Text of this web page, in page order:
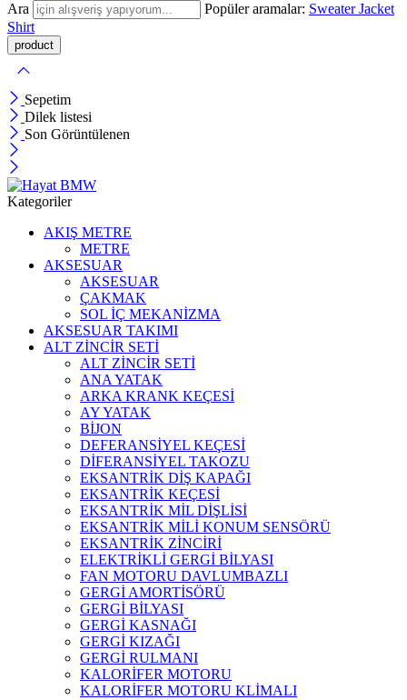
Ara Popüler aramalar: SweaterJacket
Shirt
Sepetim
Dilek listesi
Son Görüntülenen
Kategoriler
AKIŞ METRE
METRE
AKSESUAR
AKSESUAR
ÇAKMAK
SOL İÇ MEKANİZMA
AKSESUAR TAKIMI
ALT ZİNCİR SETİ
ALT ZİNCİR SETİ
ANA YATAK
ARKA KRANK KEÇESİ
AY YATAK
BİJON
DEFERANSİYEL KEÇESİ
DİFERANSİYEL TAKOZU
EKSANTRİK DİŞ KAPAĞI
EKSANTRİK KEÇESİ
EKSANTRİK MİL DİŞLİSİ
EKSANTRİK MİLİ KONUM SENSÖRÜ
EKSANTRİK ZİNCİRİ
ELEKTRİKLİ GERGİ BİLYASI
FAN MOTORU DAVLUMBAZLI
GERGİ AMORTİSÖRÜ
GERGİ BİLYASI
GERGİ KASNAĞI
GERGİ KIZAĞI
GERGİ RULMANI
KALORİFER MOTORU
KALORİFER MOTORU KLİMALI